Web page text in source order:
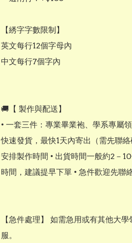
【綉字字數限制】
英文每行12個字母內
中文每行7個字內
🚚【 製作與配送】
• 一套三件：專業畢業袍、學系專屬
快速發貨，最快1天內寄出（需先聯
安排製作時間 • 出貨時間一般約2－
時間，建議提早下單 • 急件歡迎先聯
【急件處理】 如需急用或有其他大
服。